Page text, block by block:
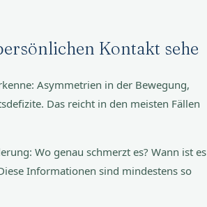
Kontakt sehe
Asymmetrien in der Bewegung,
Das reicht in den meisten Fällen
Wo genau schmerzt es? Wann ist es
Informationen sind mindestens so